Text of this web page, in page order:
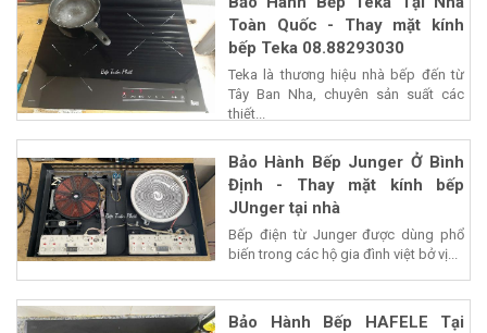
Toàn Quốc - Thay mặt kính
bếp Teka 08.88293030
Teka là thương hiệu nhà bếp đến từ
Tây Ban Nha, chuyên sản suất các
thiết...
Bảo Hành Bếp Junger Ở Bình
Định - Thay mặt kính bếp
JUnger tại nhà
Bếp điện từ Junger được dùng phổ
biến trong các hộ gia đình việt bở vị...
Bảo Hành Bếp HAFELE Tại